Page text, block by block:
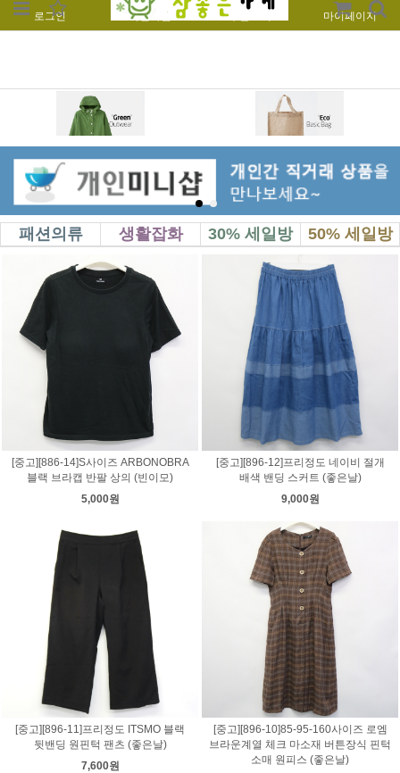
로그인 회원가입 주문조회 마이페이지
패션의류 생활잡화 30% 세일방 50% 세일방
[중고][886-14]S사이즈 ARBONOBRA
블랙 브라캡 반팔 상의 (빈이모)
5,000원
[중고][896-12]프리정도 네이비 절개
배색 밴딩 스커트 (좋은날)
9,000원
[중고][896-11]프리정도 ITSMO 블랙
뒷밴딩 원핀턱 팬츠 (좋은날)
7,600원
[중고][896-10]85-95-160사이즈 로엠
브라운계열 체크 마소재 버튼장식 핀턱
소매 원피스 (좋은날)